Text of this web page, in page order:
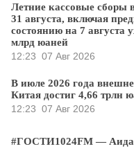
Летние кассовые сборы
31 августа, включая
состоянию на 7 августа
млрд юаней
12:23 07 Авг 2026
В июле 2026 года
Китая достиг 4,66 трлн
12:23 07 Авг 2026
#ГОСТИ1024FM —